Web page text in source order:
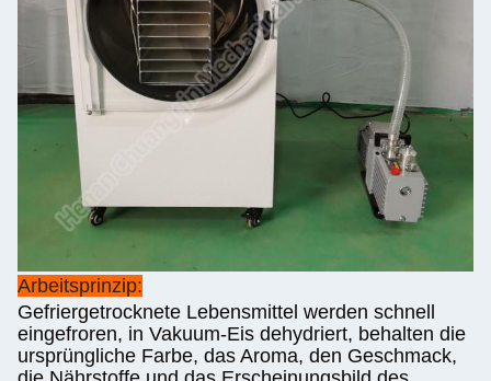
Arbeitsprinzip:
Gefriergetrocknete Lebensmittel werden schnell
eingefroren, in Vakuum-Eis dehydriert, behalten die
ursprüngliche Farbe, das Aroma, den Geschmack,